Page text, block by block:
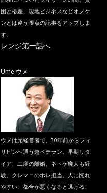
困と格差、現地ビジネスなどオノケ
ンとは違う視点の記事をアップしま
す。
レンジ第一話へ
Ume ウメ
ウメは元経営者で、30年前からフィ
リピンへ通う超ベテラン。早期リタ
イア、二度の離婚、ネトゲ廃人も経
験。クレマニのホレ担当。人に惚れ
やすい。都合が悪くなると逃げる、